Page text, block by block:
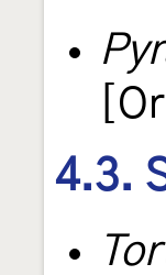
4.3.